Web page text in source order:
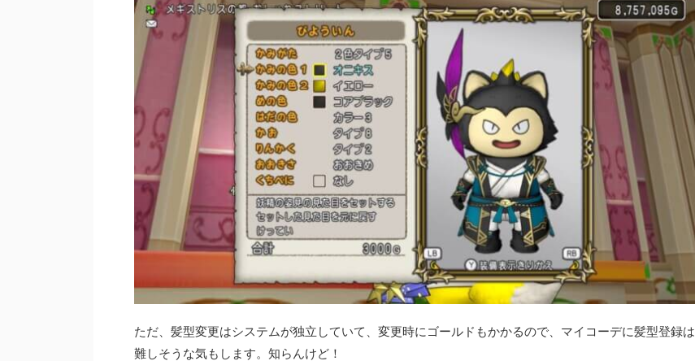
ただ、髪型変更はシステムが独立していて、変更時にゴールドもかかるので、マイコーデに髪型登録は
難しそうな気もします。知らんけど！